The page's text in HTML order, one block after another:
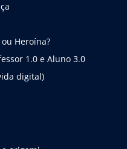
Heroína?
1.0 e Aluno 3.0
digital)